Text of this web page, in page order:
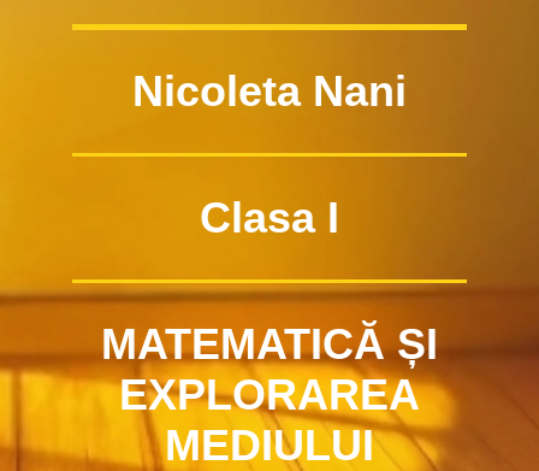
Nicoleta Nani
Clasa I
MATEMATICĂ ȘI
EXPLORAREA
MEDIULUI